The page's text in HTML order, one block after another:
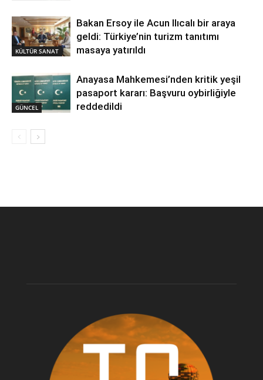
KÜLTÜR SANAT
Bakan Ersoy ile Acun Ilıcalı bir araya
geldi: Türkiye’nin turizm tanıtımı
masaya yatırıldı
GÜNCEL
Anayasa Mahkemesi’nden kritik yeşil
pasaport kararı: Başvuru oybirliğiyle
reddedildi